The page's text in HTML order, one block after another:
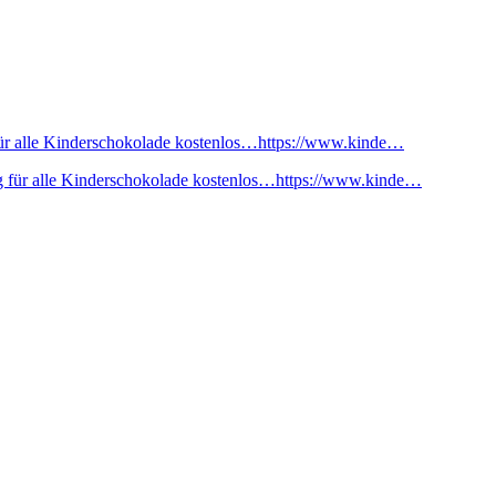
alle Kinderschokolade kostenlos…https://www.kinde…
für alle Kinderschokolade kostenlos…https://www.kinde…